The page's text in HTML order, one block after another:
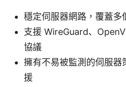
穩定伺服器網路，覆蓋多
支援 WireGuard、
協議
擁有不易被監測的伺服器
援